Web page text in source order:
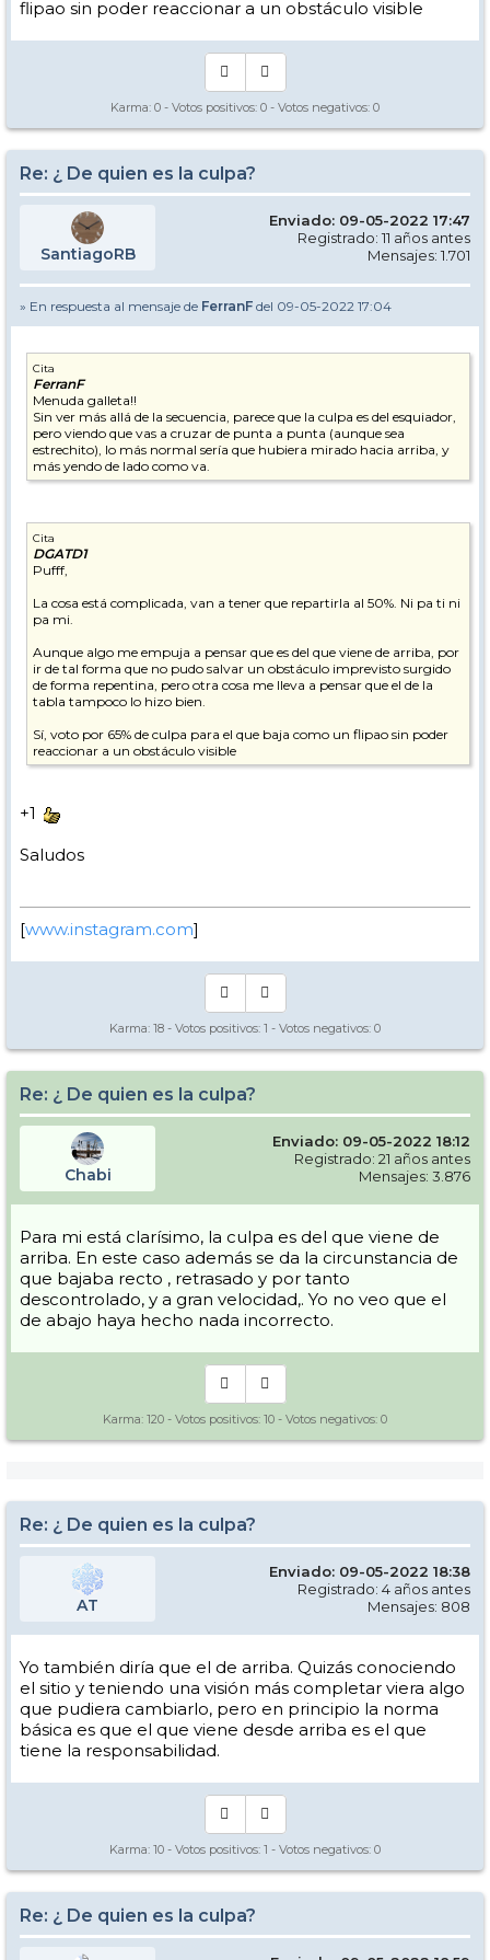
flipao sin poder reaccionar a un obstáculo visible
Karma: 0 - Votos positivos: 0 - Votos negativos: 0
Re: ¿ De quien es la culpa?
SantiagoRB
Enviado: 09-05-2022 17:47
Registrado: 11 años antes
Mensajes: 1.701
» En respuesta al mensaje de FerranF del 09-05-2022 17:04
Cita
FerranF
Menuda galleta!!
Sin ver más allá de la secuencia, parece que la culpa es del esquiador,
pero viendo que vas a cruzar de punta a punta (aunque sea
estrechito), lo más normal sería que hubiera mirado hacia arriba, y
más yendo de lado como va.
Cita
DGATD1
Pufff,
La cosa está complicada, van a tener que repartirla al 50%. Ni pa ti ni
pa mi.
Aunque algo me empuja a pensar que es del que viene de arriba, por
ir de tal forma que no pudo salvar un obstáculo imprevisto surgido
de forma repentina, pero otra cosa me lleva a pensar que el de la
tabla tampoco lo hizo bien.
Sí, voto por 65% de culpa para el que baja como un flipao sin poder
reaccionar a un obstáculo visible
+1
Saludos
[www.instagram.com]
Karma: 18 - Votos positivos: 1 - Votos negativos: 0
Re: ¿ De quien es la culpa?
Chabi
Enviado: 09-05-2022 18:12
Registrado: 21 años antes
Mensajes: 3.876
Para mi está clarísimo, la culpa es del que viene de
arriba. En este caso además se da la circunstancia de
que bajaba recto , retrasado y por tanto
descontrolado, y a gran velocidad,. Yo no veo que el
de abajo haya hecho nada incorrecto.
Karma: 120 - Votos positivos: 10 - Votos negativos: 0
Re: ¿ De quien es la culpa?
AT
Enviado: 09-05-2022 18:38
Registrado: 4 años antes
Mensajes: 808
Yo también diría que el de arriba. Quizás conociendo
el sitio y teniendo una visión más completar viera algo
que pudiera cambiarlo, pero en principio la norma
básica es que el que viene desde arriba es el que
tiene la responsabilidad.
Karma: 10 - Votos positivos: 1 - Votos negativos: 0
Re: ¿ De quien es la culpa?